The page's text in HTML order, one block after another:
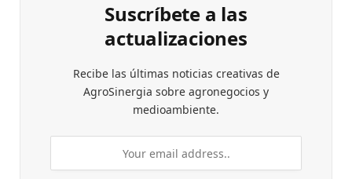
Suscríbete a las
actualizaciones
Recibe las últimas noticias creativas de
AgroSinergia sobre agronegocios y
medioambiente.